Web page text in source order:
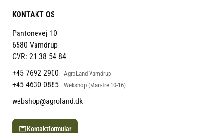
Persondatapolitik
Cookies
Mærker
Om os
Om Vestjyllands Andel
Blog
Ofte stillede spørgsmål
Administrer min konto
KONTAKT OS
Pantonevej 10
6580 Vamdrup
CVR: 21 38 54 84
+45 7692 2900
AgroLand Vamdrup
+45 4630 0885 Webshop (Man-fre 10-16)
webshop@agroland.dk
Kontaktformular